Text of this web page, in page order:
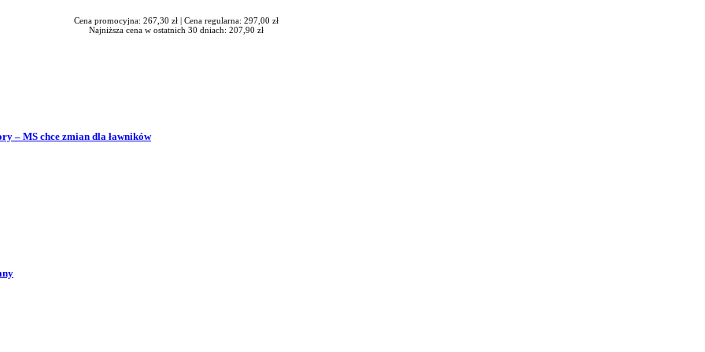
Cena promocyjna: 267,30 zł | Cena regularna: 297,00 zł
Najniższa cena w ostatnich 30 dniach: 207,90 zł
– MS chce zmian dla ławników